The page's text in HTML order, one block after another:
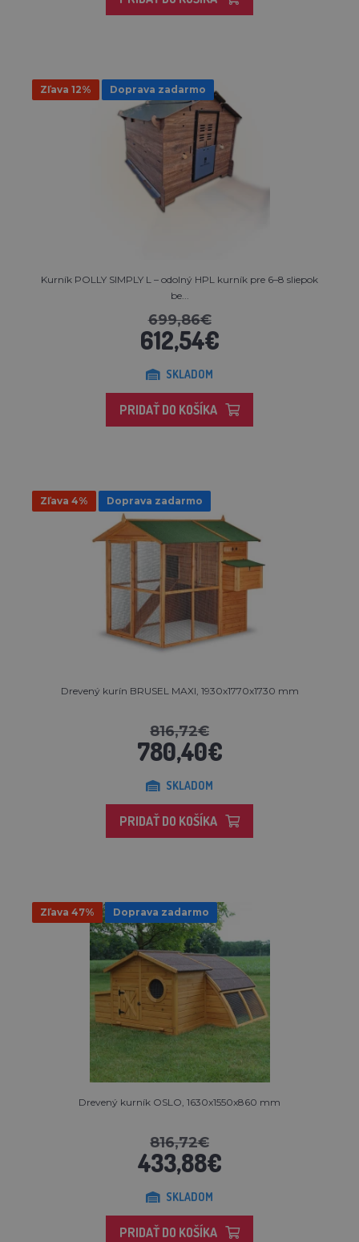
Zľava 12% Doprava zadarmo
Kurník POLLY SIMPLY L – odolný HPL kurník pre 6–8 sliepok
be...
699,86€
612,54€
SKLADOM
PRIDAŤ DO KOŠÍKA
Zľava 4% Doprava zadarmo
Drevený kurín BRUSEL MAXI, 1930x1770x1730 mm
816,72€
780,40€
SKLADOM
PRIDAŤ DO KOŠÍKA
Zľava 47% Doprava zadarmo
Drevený kurník OSLO, 1630x1550x860 mm
816,72€
433,88€
SKLADOM
PRIDAŤ DO KOŠÍKA